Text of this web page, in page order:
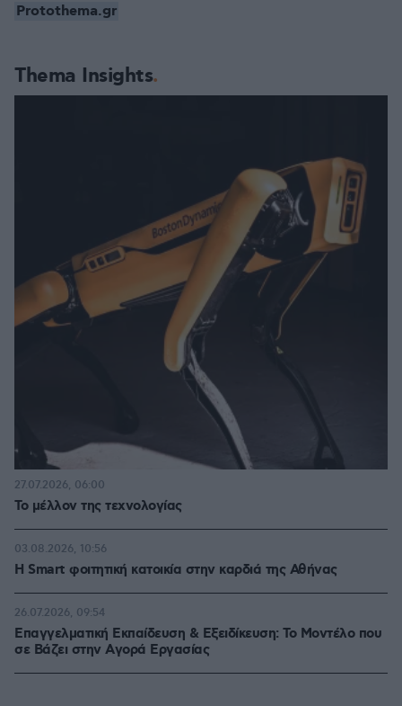
Thema Insights
Το μέλλον της τεχνολογίας
27.07.2026, 06:00
Η Smart φοιτητική κατοικία στην καρδιά της Αθήνας
03.08.2026, 10:56
Επαγγελματική Εκπαίδευση & Εξειδίκευση: Το Mοντέλο που
σε Bάζει στην Aγορά Eργασίας
26.07.2026, 09:54
Protothema.gr